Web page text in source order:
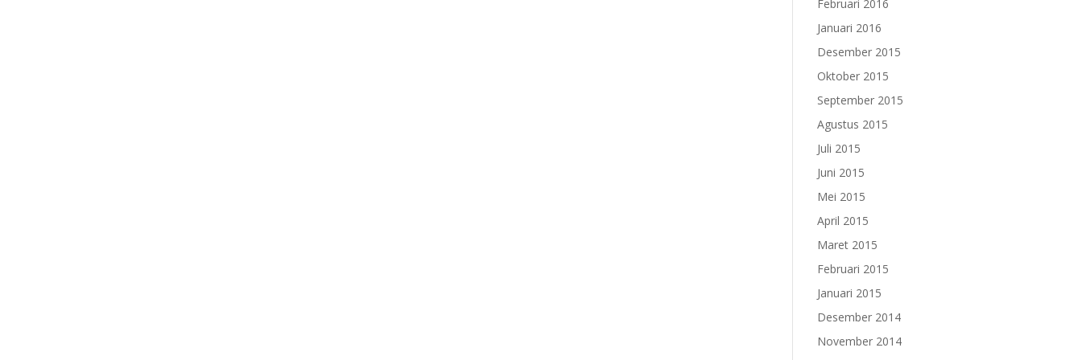
Februari 2016
Januari 2016
Desember 2015
Oktober 2015
September 2015
Agustus 2015
Juli 2015
Juni 2015
Mei 2015
April 2015
Maret 2015
Februari 2015
Januari 2015
Desember 2014
November 2014